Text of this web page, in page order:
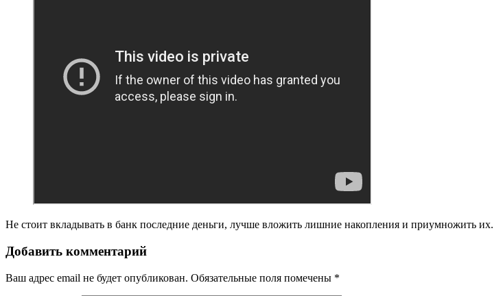
Не стоит вкладывать в банк последние деньги, лучше вложить лишние накопления и приумножить их.
Добавить комментарий
Ваш адрес email не будет опубликован. Обязательные поля помечены *